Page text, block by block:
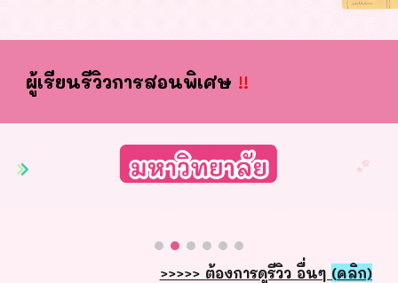
ผู้เรียนรีวิวการสอนพิเศษ !!
>>>>> ต้องการดูรีวิว อื่นๆ (คลิก)